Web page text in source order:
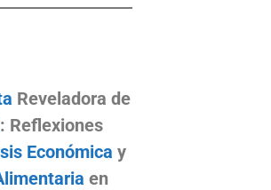
Reveladora de
: Reflexiones
Económica y
en